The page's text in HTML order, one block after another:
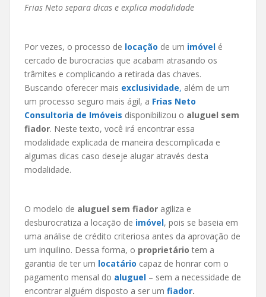
Frias Neto separa dicas e explica modalidade
Por vezes, o processo de locação de um imóvel é
cercado de burocracias que acabam atrasando os
trâmites e complicando a retirada das chaves.
Buscando oferecer mais exclusividade, além de um
um processo seguro mais ágil, a Frias Neto
Consultoria de Imóveis disponibilizou o aluguel sem
fiador. Neste texto, você irá encontrar essa
modalidade explicada de maneira descomplicada e
algumas dicas caso deseje alugar através desta
modalidade.
O modelo de aluguel sem fiador agiliza e
desburocratiza a locação de imóvel, pois se baseia em
uma análise de crédito criteriosa antes da aprovação de
um inquilino. Dessa forma, o proprietário tem a
garantia de ter um locatário capaz de honrar com o
pagamento mensal do aluguel – sem a necessidade de
encontrar alguém disposto a ser um fiador.